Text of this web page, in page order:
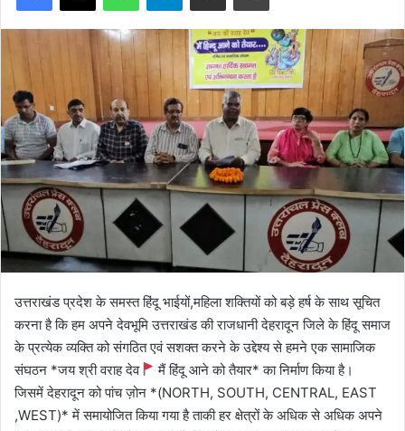
d
a
a
l
उत्तराखंड प्रदेश के समस्त हिंदू भाईयों,महिला शक्तियों को बड़े हर्ष के साथ सूचित
करना है कि हम अपने देवभूमि उत्तराखंड की राजधानी देहरादून जिले के हिंदू समाज
के प्रत्येक व्यक्ति को संगठित एवं सशक्त करने के उद्देश्य से हमने एक सामाजिक
संघठन *जय श्री वराह देव
मैं हिंदू आने को तैयार* का निर्माण किया है।
जिसमें देहरादून को पांच ज़ोन *(NORTH, SOUTH, CENTRAL, EAST
,WEST)* में समायोजित किया गया है ताकी हर क्षेत्रों के अधिक से अधिक अपने